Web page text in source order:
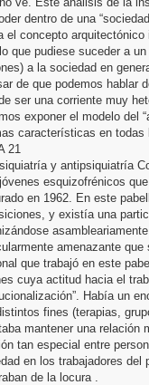
dentro de una
el concepto arquitectónico
que pudiese suceder a
a la sociedad en
de que podemos hablar
ser una corriente muy
exponer el modelo del
características en todas
21
y antipsiquiatría
esquizofrénicos
en 1962. En este
y existía una
amenazante
que trabajó en este
cuya actitud hacia el
Había un
fines (terapias,
mantener una relación
tan especial entre
en los trabajadores del
de la locura .